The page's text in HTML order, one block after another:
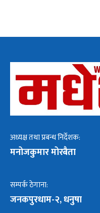
अध्यक्ष तथा प्रबन्ध निर्देशक:
मनोजकुमार मोरबैता
सम्पर्क ठेगाना:
जनकपुरधाम-२, धनुषा